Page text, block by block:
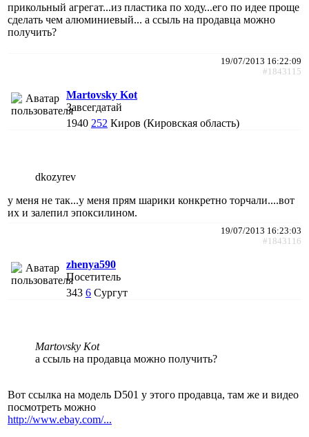
прикольный агрегат...из пластика по ходу...его по идее проще
сделать чем алюминиевый... а ссыль на продавца можно
получить?
19/07/2013 16:22:09
#1843115
Martovsky Kot
Завсегдатай
1940 252 Киров (Кировская область)
dkozyrev
у меня не так...у меня прям шарики конкретно торчали....вот
их и залепил эпоксилином.
19/07/2013 16:23:03
#1843116
zhenya590
Посетитель
343 6 Сургут
Martovsky Kot
а ссыль на продавца можно получить?
Вот ссылка на модель D501 у этого продавца, там же и видео
посмотреть можно
http://www.ebay.com/...